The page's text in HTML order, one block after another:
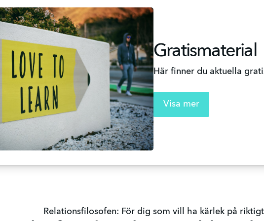
Gratismaterial
Här finner du aktuella
Visa mer
Relationsfilosofen: För dig som vill ha kärlek på riktigt